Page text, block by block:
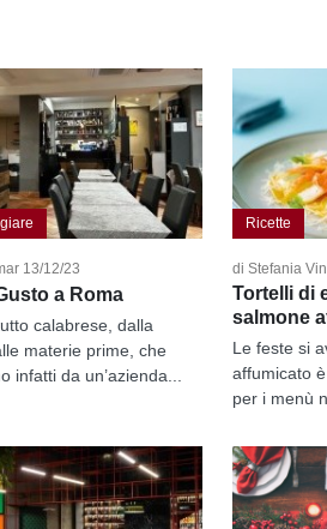
13/12/23
a Roma
calabrese, dalla
materie prime, che
infatti da un’azienda...
Ricette
di Stefania
Tortelli di
salmone
Le feste si
affumicato
per i menù